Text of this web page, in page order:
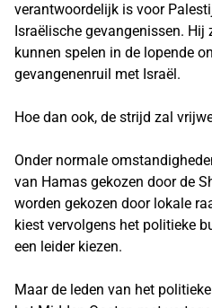
verantwoordelijk is voor
Israëlische gevangenissen. Hij
kunnen spelen in de lopende
gevangenenruil met Israël.
Hoe dan ook, de strijd zal
Onder normale
van Hamas gekozen door de
worden gekozen door lokale
kiest vervolgens het politieke
een leider kiezen.
Maar de leden van het